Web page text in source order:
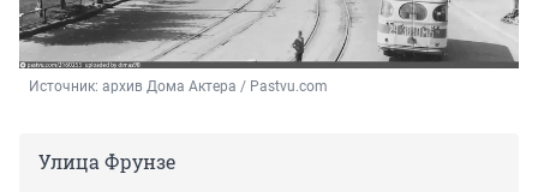
Источник: архив Дома Актера / Pastvu.com
Улица Фрунзе